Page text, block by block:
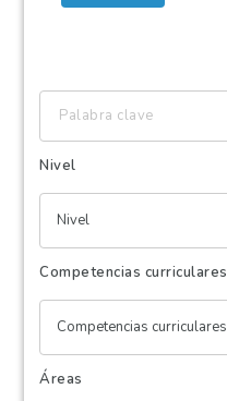
clave
Nivel
Nivel
Competencias curriculares
Competencias curriculares
Áreas